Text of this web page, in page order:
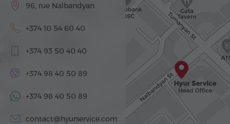
96, rue Nalbandyan
+374 10 54 60 40
+374 93 50 40 40
+374 98 40 50 89
+374 98 40 50 89
contact@hyurservice.com